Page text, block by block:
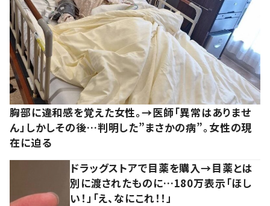
胸部に違和感を覚えた女性。→医師「異常はありませ
ん」しかしその後…判明した”まさかの病”。女性の現
在に迫る
ドラッグストアで目薬を購入→目薬とは
別に渡されたものに…180万表示「ほし
い！」「え、なにこれ！！」